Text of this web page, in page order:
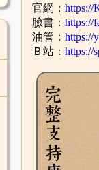
官網： https://
臉書： https://
油管： https://
Ｂ站： https://